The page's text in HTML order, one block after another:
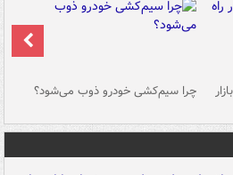
چرا سیم‌کشی خودرو ذوب می‌شود؟